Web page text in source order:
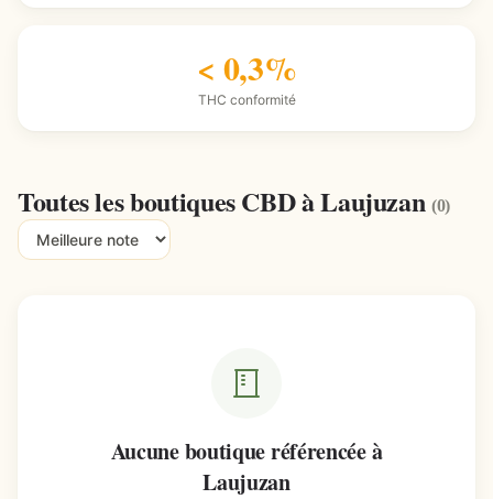
< 0,3%
THC conformité
Toutes les boutiques CBD à Laujuzan(0)
Aucune boutique référencée à
Laujuzan